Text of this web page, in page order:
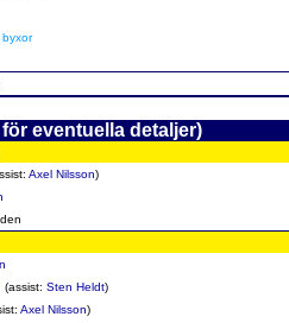
byxor
eventuella detaljer)
Axel Nilsson)
(assist: Sten Heldt)
Axel Nilsson)